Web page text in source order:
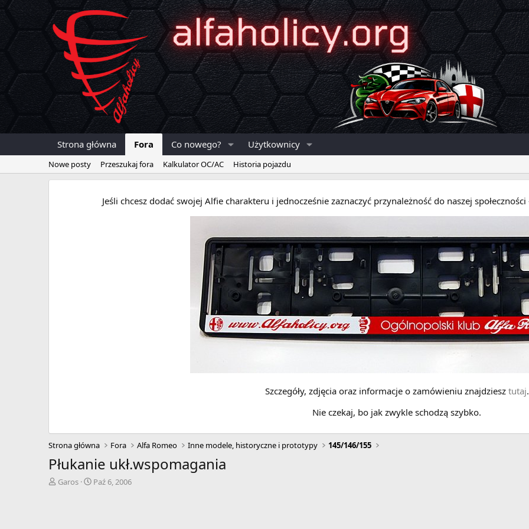
Strona główna Fora Co nowego? Użytkownicy
Nowe posty Przeszukaj fora Kalkulator OC/AC Historia pojazdu
Jeśli chcesz dodać swojej Alfie charakteru i jednocześnie zaznaczyć przynależność do naszej
Szczegóły, zdjęcia oraz informacje o zamówieniu znajdziesz tutaj.
Nie czekaj, bo jak zwykle schodzą szybko.
Strona główna Fora Alfa Romeo Inne modele, historyczne i prototypy 145/146/155
Płukanie ukł.wspomagania
A
Garos
D
Paź 6, 2006